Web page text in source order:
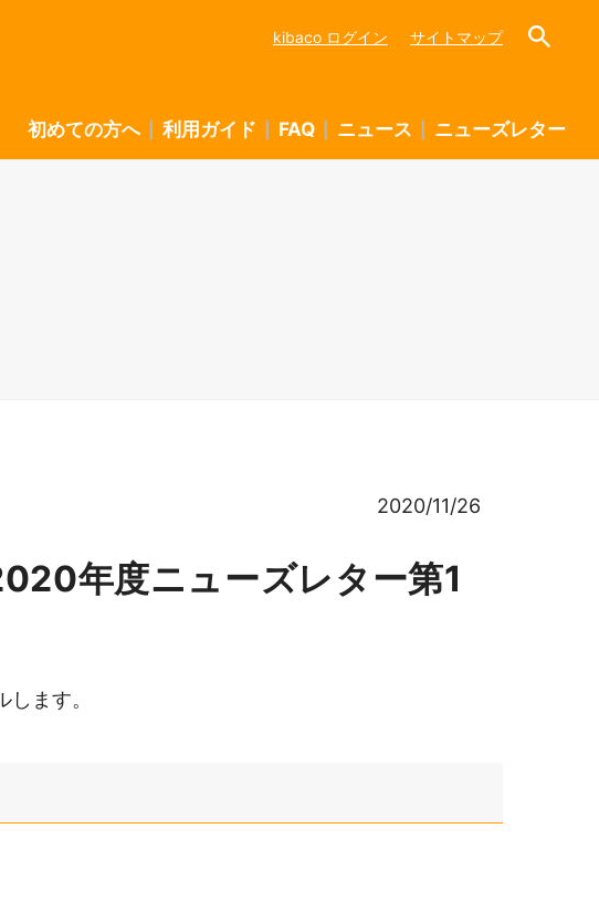
2020/11/26
年度ニューズレター第1
ます。
kibaco ログイン サイトマップ
初めての方へ 利用ガイド FAQ ニュース ニューズレター